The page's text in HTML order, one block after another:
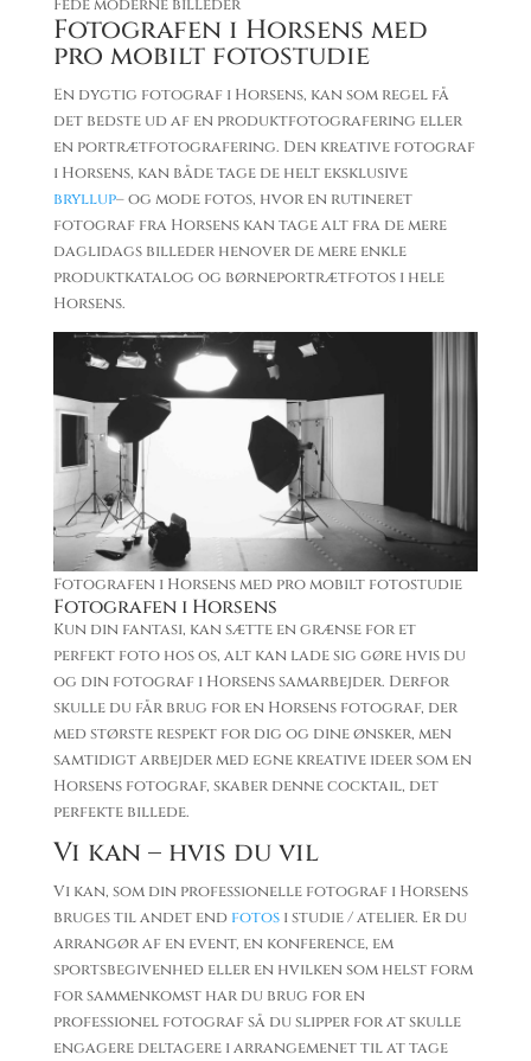
Fede moderne billeder
Fotografen i Horsens med
pro mobilt fotostudie
En dygtig fotograf i Horsens, kan som regel få
det bedste ud af en produktfotografering eller
en portrætfotografering. Den kreative fotograf
i Horsens, kan både tage de helt eksklusive
bryllup– og mode fotos, hvor en rutineret
fotograf fra Horsens kan tage alt fra de mere
daglidags billeder henover de mere enkle
produktkatalog og børneportrætfotos i hele
Horsens.
Fotografen i Horsens med pro mobilt fotostudie
Fotografen i Horsens
Kun din fantasi, kan sætte en grænse for et
perfekt foto hos os, alt kan lade sig gøre hvis du
og din fotograf i Horsens samarbejder. Derfor
skulle du får brug for en Horsens fotograf, der
med største respekt for dig og dine ønsker, men
samtidigt arbejder med egne kreative ideer som en
Horsens fotograf, skaber denne cocktail, det
perfekte billede.
Vi kan – hvis du vil
Vi kan, som din professionelle fotograf i Horsens
bruges til andet end fotosi studie / atelier. Er du
arrangør af en event, en konference, em
sportsbegivenhed eller en hvilken som helst form
for sammenkomst har du brug for en
professionel fotograf så du slipper for at skulle
engagere deltagere i arrangemenet til at tage